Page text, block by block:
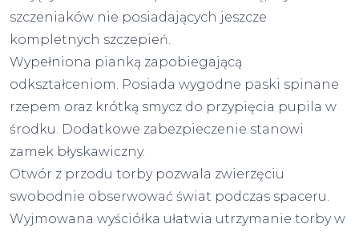
szczeniaków nie posiadających jeszcze
kompletnych szczepień.
Wypełniona pianką zapobiegającą
odkształceniom. Posiada wygodne paski spinane
rzepem oraz krótką smycz do przypięcia pupila w
środku. Dodatkowe zabezpieczenie stanowi
zamek błyskawiczny.
Otwór z przodu torby pozwala zwierzęciu
swobodnie obserwować świat podczas spaceru.
Wyjmowana wyściółka ułatwia utrzymanie torby w